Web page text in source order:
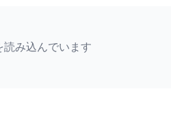
読み込んでいます